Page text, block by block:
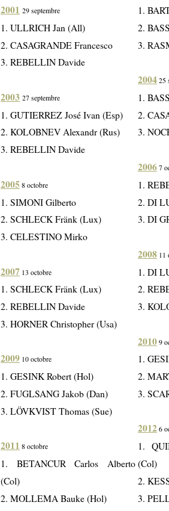
2001 29 septembre
1. ULLRICH Jan (All)
2. CASAGRANDE Francesco
3. REBELLIN Davide
2003 27 septembre
1. GUTIERREZ José Ivan (Esp)
2. KOLOBNEV Alexandr (Rus)
3. REBELLIN Davide
2005 8 octobre
1. SIMONI Gilberto
2. SCHLECK Fränk (Lux)
3. CELESTINO Mirko
2007 13 octobre
1. SCHLECK Fränk (Lux)
2. REBELLIN Davide
3. HORNER Christopher (Usa)
2009 10 octobre
1. GESINK Robert (Hol)
2. FUGLSANG Jakob (Dan)
3. LÖVKVIST Thomas (Sue)
2011 8 octobre
1. BETANCUR Carlos Alberto
(Col)
2. MOLLEMA Bauke (Hol)
1.
2.
3.
2004 25
1.
2.
3.
2006 7
1.
2. DI
3. DI
2008 11
1. DI
2.
3.
2010 9
1.
2.
3.
2012 6
1.
(Col)
2.
3.